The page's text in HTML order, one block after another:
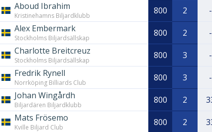
Aboud Ibrahim
Kristinehamns Biljardklubb 800 2 -
Alex Embermark
Stockholms Biljardsällskap 800 2 -
Charlotte Breitcreuz
Stockholms Biljardsällskap 800 3 -
Fredrik Rynell
Norrköping Billiards Club 800 3 -
Johan Wingårdh
Biljardären Biljardklubb 800 2
Mats Frösemo
Kville Biljard Club 800 2